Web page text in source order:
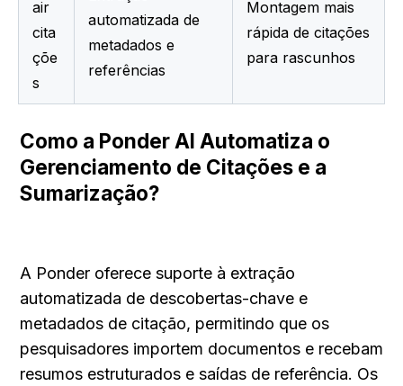
air
cita
çõe
s
automatizada de
metadados e
referências
Montagem mais
rápida de citações
para rascunhos
Como a Ponder AI Automatiza o
Gerenciamento de Citações e a
Sumarização?
A Ponder oferece suporte à extração
automatizada de descobertas-chave e
metadados de citação, permitindo que os
pesquisadores importem documentos e recebam
resumos estruturados e saídas de referência. Os